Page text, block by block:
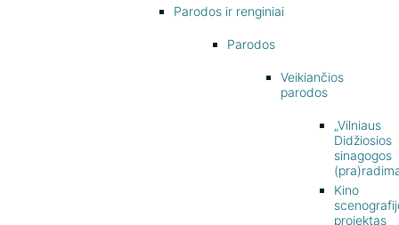
Parodos ir renginiai
Parodos
Veikiančios
parodos
„Vilniaus
Didžiosios
sinagogos
Kino
projektas